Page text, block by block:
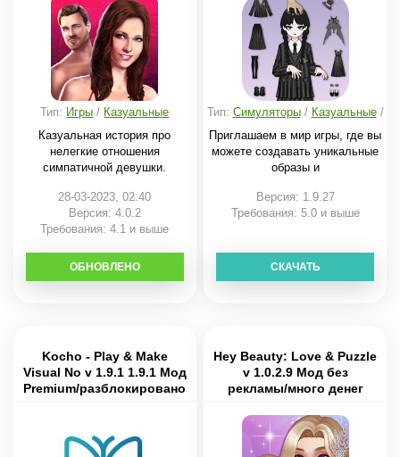
Тип: Игры / Казуальные
Казуальная история про
нелегкие отношения
симпатичной девушки.
28-03-2023, 02:40
Версия: 4.0.2
Требования: 4.1 и выше
СКАЧАТЬ
ОБНОВЛЕНО
Тип: Симуляторы/ Казуальные/
Приглашаем в мир игры, где вы
можете создавать уникальные
образы и
Версия: 1.9.27
Требования: 5.0 и выше
СКАЧАТЬ
Kocho - Play & Make
Visual No v 1.9.1 1.9.1 Мод
Premium/разблокировано
Hey Beauty: Love & Puzzle
v 1.0.2.9 Мод без
рекламы/много денег